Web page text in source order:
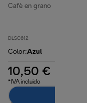
Cafè en grano
DLSC612
Color:Azul
10,50 €
*IVA incluido